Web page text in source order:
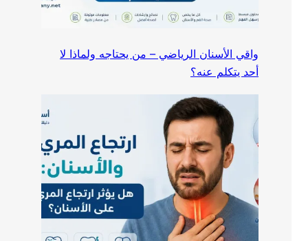
واقي الأسنان الرياضي – من يحتاجه ولماذا لا
أحد يتكلم عنه؟